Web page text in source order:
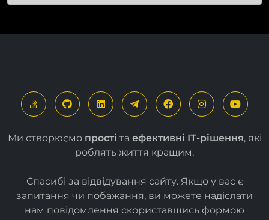
Ми створюємо прості таефективні ІТ-рішення
роблять життя кращим.
Спасибі за відвідування сайту. Якщо у вас є
запитання чи побажання, ви можете надіслати
нам повідомлення скориставшись формою
нижче